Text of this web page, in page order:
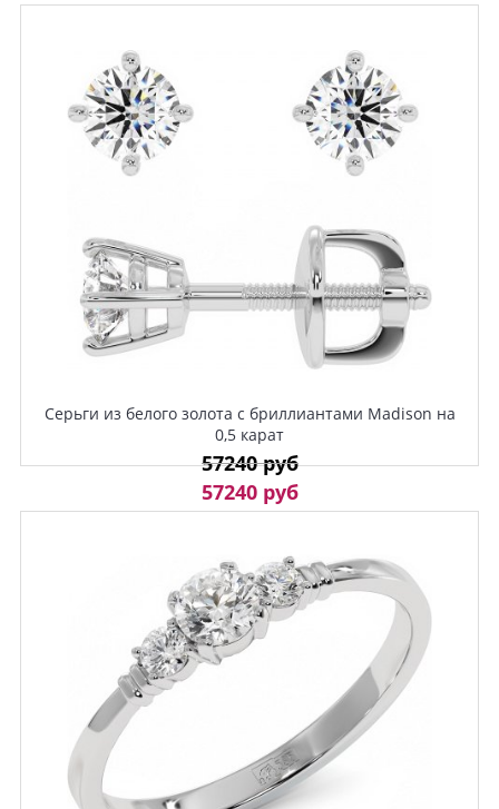
Серьги из белого золота с бриллиантами Madison на
0,5 карат
57240 руб
57240 руб